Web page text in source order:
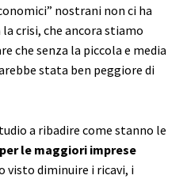
nostrani non ci ha
crisi, che ancora stiamo
che senza la piccola e media
stata ben peggiore di
a ribadire come stanno le
le maggiori imprese
visto diminuire i ricavi, i